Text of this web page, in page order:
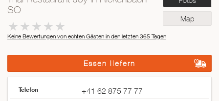
Mexikanisch
Map
SO
Keine Bewertungen von echten Gästen in den letzten 365 Tagen
Essen liefern
Telefon +41 62 875 77 77